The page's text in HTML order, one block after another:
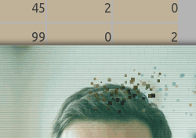
45 2 0
99 0 2
146 2
2